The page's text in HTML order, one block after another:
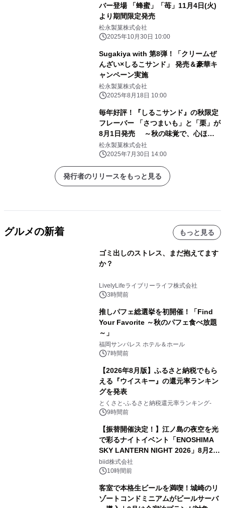
バー登場 「蜂蜜」「苺」11月4日(火)
より期間限定発売
松永製菓株式会社
2025年10月30日 10:00
Sugakiya with 第8弾！「クリームぜ
んざい×しるこサンド」 発売＆豪華キ
ャンペーン実施
松永製菓株式会社
2025年8月18日 10:00
毎年好評！『しるこサンド』の秋限定
フレーバー 「さつまいも」と「栗」が
8月1日発売 ～秋の味覚で、心ほど
けるひとときを。～
松永製菓株式会社
2025年7月30日 14:00
発行者のリリースをもっと見る
グルメの新着 もっと見る
ゴミ出しのストレス、まだ抱えてます
か？
LivelyLifeライブリーライフ株式会社
3時間前
推しパフェ総選挙を初開催！「Find
Your Favorite ～秋のパフェ食べ放題
～」
福岡サンパレス ホテル＆ホール
7時間前
【2026年8月版】ふるさと納税でもら
える『ウイスキー』の還元率ランキン
グを発表
とくさと-ふるさと納税還元率ランキング-
9時間前
【振替開催決定！】江ノ島の夜空を光
で彩るナイトイベント「ENOSHIMA
SKY LANTERN NIGHT 2026」8月22
日(土)振替開催＆受付スタート！
biid株式会社
10時間前
客室で本格生ビールを満喫！城崎のリ
ゾートコンドミニアムがビールサーバ